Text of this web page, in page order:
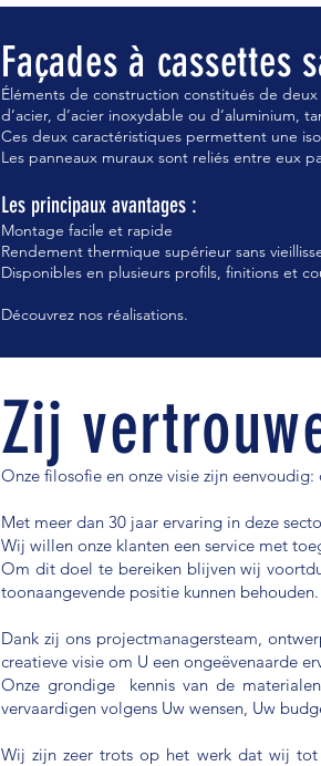
Façades à cassettes
Éléments de construction constitués de
d’acier, d’acier inoxydable ou d’aluminium,
Ces deux caractéristiques permettent une
Les panneaux muraux sont reliés entre eux
Les principaux avantages :
Montage facile et rapide
Rendement thermique supérieur sans
Disponibles en plusieurs profils, finitions et
Découvrez nos réalisations.
Zij
Onze filosofie en onze visie zijn
Met meer dan 30 jaar ervaring in deze
Wij willen onze klanten een service met
Om dit doel te bereiken blijven wij
toonaangevende positie kunnen behouden.
Dank zij ons projectmanagersteam,
creatieve visie om U een ongeëvenaarde
Onze grondige kennis van de
vervaardigen volgens Uw wensen, Uw
Wij zijn zeer trots op het werk dat wij